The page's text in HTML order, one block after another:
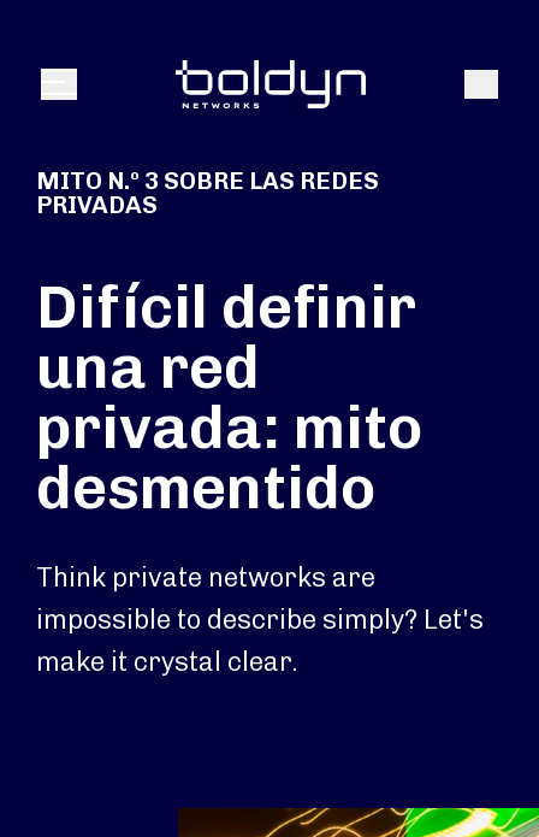
Menú Buscar
MITO N.º 3 SOBRE LAS REDES
PRIVADAS
Difícil definir
una red
privada: mito
desmentido
Think private networks are
impossible to describe simply? Let's
make it crystal clear.